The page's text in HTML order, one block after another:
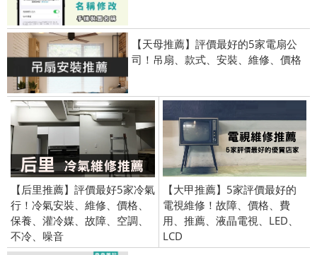
【天母推薦】評價最好的5家電扇公
司！吊扇、款式、安裝、維修、價格
【后里推薦】評價最好5家冷氣
行！冷氣安裝、維修、價格、
保養、灌冷媒、故障、空調、
不冷、噪音
【大甲推薦】5家評價最好的
電視維修！故障、價格、費
用、推薦、液晶電視、LED、
LCD